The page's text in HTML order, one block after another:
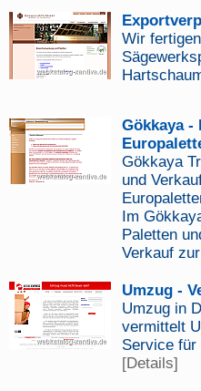
Wir
Gökkaya -
Gökkaya
und
Im
Paletten
Verkauf
Umzug -
Umzug in
vermittelt
Service für
[Details]